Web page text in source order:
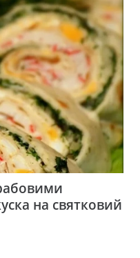
на святковий